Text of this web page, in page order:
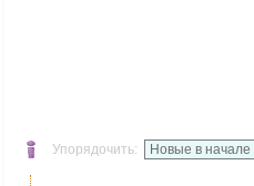
Упорядочить: